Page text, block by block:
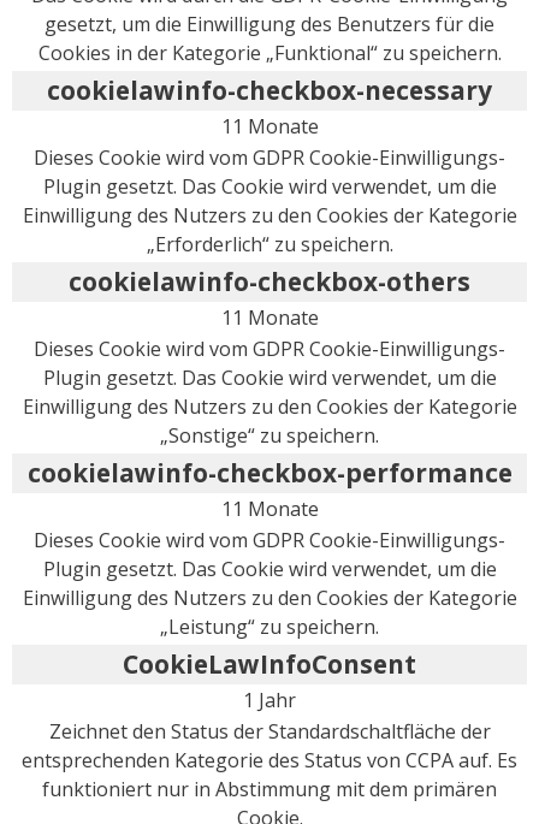
gesetzt, um die Einwilligung des Benutzers für die
Cookies in der Kategorie „Funktional“ zu speichern.
cookielawinfo-checkbox-necessary
11 Monate
Dieses Cookie wird vom GDPR Cookie-Einwilligungs-
Plugin gesetzt. Das Cookie wird verwendet, um die
Einwilligung des Nutzers zu den Cookies der Kategorie
„Erforderlich“ zu speichern.
cookielawinfo-checkbox-others
11 Monate
Dieses Cookie wird vom GDPR Cookie-Einwilligungs-
Plugin gesetzt. Das Cookie wird verwendet, um die
Einwilligung des Nutzers zu den Cookies der Kategorie
„Sonstige“ zu speichern.
cookielawinfo-checkbox-performance
11 Monate
Dieses Cookie wird vom GDPR Cookie-Einwilligungs-
Plugin gesetzt. Das Cookie wird verwendet, um die
Einwilligung des Nutzers zu den Cookies der Kategorie
„Leistung“ zu speichern.
CookieLawInfoConsent
1 Jahr
Zeichnet den Status der Standardschaltfläche der
entsprechenden Kategorie des Status von CCPA auf. Es
funktioniert nur in Abstimmung mit dem primären
Cookie.